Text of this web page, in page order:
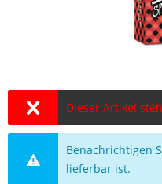
Dieser Artikel
Benachrichtigen
lieferbar ist.